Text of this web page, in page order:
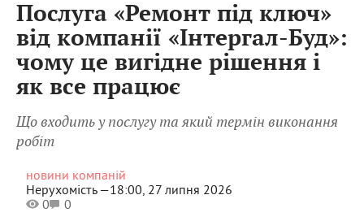
Послуга «Ремонт під ключ»
від компанії «Інтергал-Буд»:
чому це вигідне рішення і
як все працює
Що входить у послугу та який термін виконання
робіт
новини компаній
Нерухомість —18:00, 27 липня 2026
0
0